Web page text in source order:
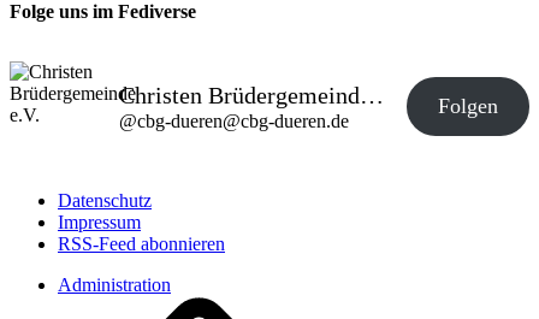
Folge uns im Fediverse
Christen Brüdergemeinde e.V.
@cbg-dueren@cbg-dueren.de
Folgen
Datenschutz
Impressum
RSS-Feed abonnieren
Administration